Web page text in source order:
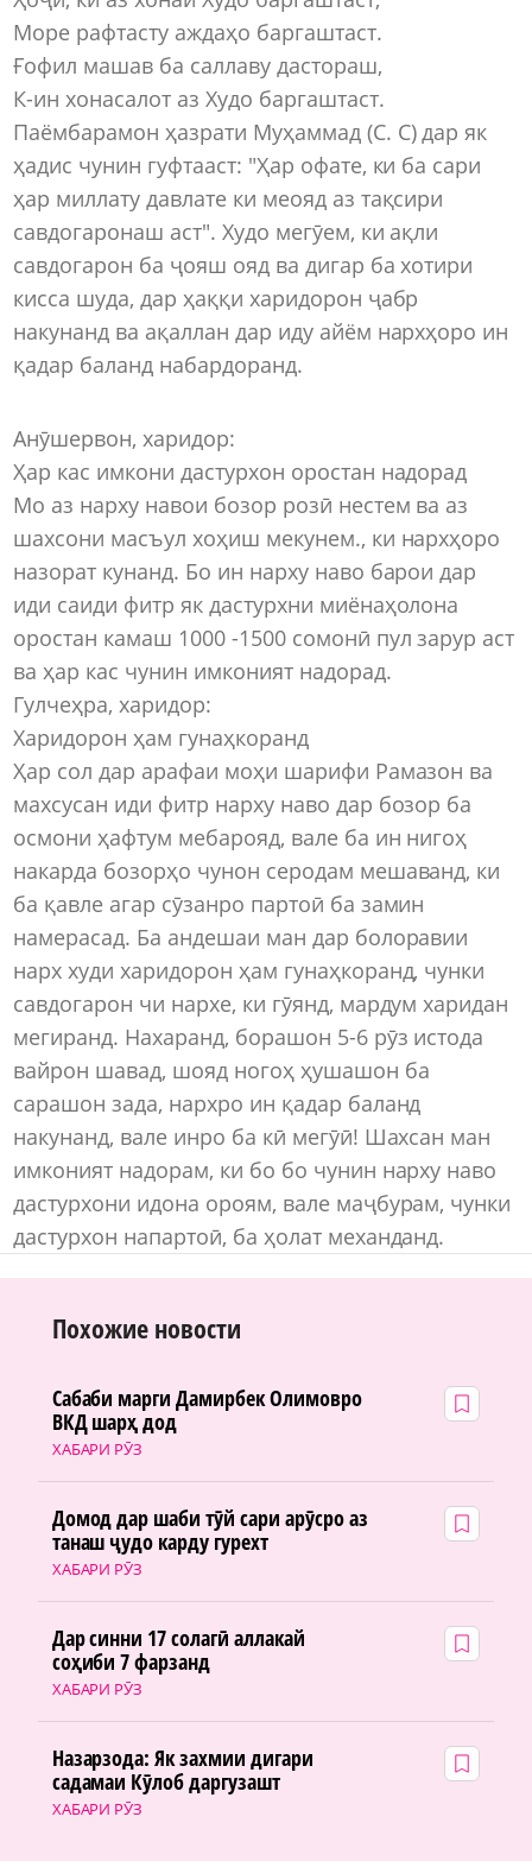
Море рафтасту аждаҳо баргаштаст.
Ғофил машав ба саллаву дастораш,
К-ин хонасалот аз Худо баргаштаст.
Паёмбарамон ҳазрати Муҳаммад (С. С) дар як
ҳадис чунин гуфтааст: "Ҳар офате, ки ба сари
ҳар миллату давлате ки меояд аз тақсири
савдогаронаш аст". Худо мегӯем, ки ақли
савдогарон ба ҷояш ояд ва дигар ба хотири
кисса шуда, дар ҳаққи харидорон ҷабр
накунанд ва ақаллан дар иду айём нархҳоро ин
қадар баланд набардоранд.
Анӯшервон, харидор:
Ҳар кас имкони дастурхон оростан надорад
Мо аз нарху навои бозор розӣ нестем ва аз
шахсони масъул хоҳиш мекунем., ки нархҳоро
назорат кунанд. Бо ин нарху наво барои дар
иди саиди фитр як дастурхни миёнаҳолона
оростан камаш 1000 -1500 сомонӣ пул зарур аст
ва ҳар кас чунин имконият надорад.
Гулчеҳра, харидор:
Харидорон ҳам гунаҳкоранд
Ҳар сол дар арафаи моҳи шарифи Рамазон ва
махсусан иди фитр нарху наво дар бозор ба
осмони ҳафтум мебарояд, вале ба ин нигоҳ
накарда бозорҳо чунон серодам мешаванд, ки
ба қавле агар сӯзанро партоӣ ба замин
намерасад. Ба андешаи ман дар болоравии
нарх худи харидорон ҳам гунаҳкоранд, чунки
савдогарон чи нархе, ки гӯянд, мардум харидан
мегиранд. Нахаранд, борашон 5-6 рӯз истода
вайрон шавад, шояд ногоҳ ҳушашон ба
сарашон зада, нархро ин қадар баланд
накунанд, вале инро ба кӣ мегӯӣ! Шахсан ман
имконият надорам, ки бо бо чунин нарху наво
дастурхони идона ороям, вале маҷбурам, чунки
дастурхон напартоӣ, ба ҳолат механданд.
Похожие новости
ХАБАРИ РӮЗ
Сабаби марги Дамирбек Олимовро
ВКД шарҳ дод
ХАБАРИ РӮЗ
Домод дар шаби тӯй сари арӯсро аз
танаш ҷудо карду гурехт
ХАБАРИ РӮЗ
Дар синни 17 солагӣ аллакай
соҳиби 7 фарзанд
ХАБАРИ РӮЗ
Назарзода: Як захмии дигари
садамаи Кӯлоб даргузашт